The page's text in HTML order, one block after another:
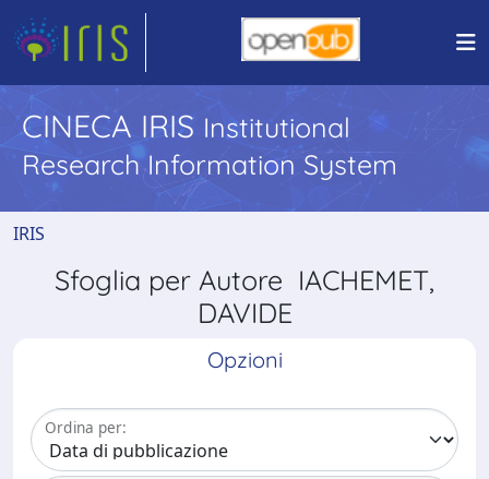
CINECA IRIS Institutional
Research Information System
IRIS
Sfoglia per Autore IACHEMET,
DAVIDE
Opzioni
Ordina per: